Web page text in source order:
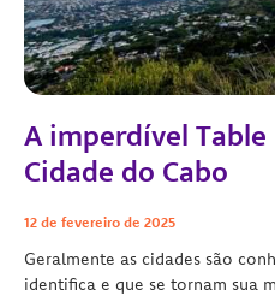
A imperdível
Cidade do Cabo
12 de fevereiro de 2025
Geralmente as cidades são
identifica e que se tornam sua